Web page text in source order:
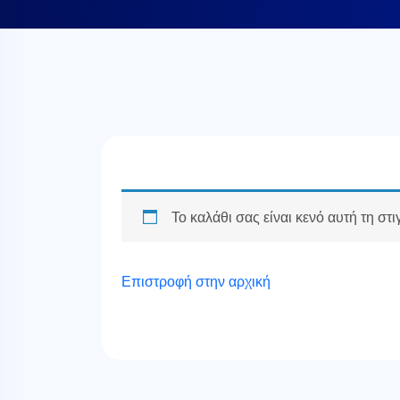
Το καλάθι σας είναι κενό αυτή τη
Επιστροφή στην αρχική